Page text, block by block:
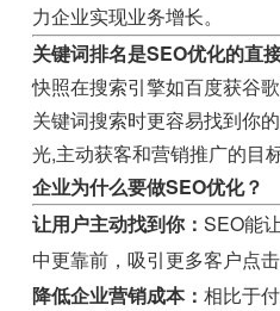
力企业实现业务增长。
关键词排名是SEO优化的直
快照在搜索引擎如百度获谷
关键词搜索时更容易找到你
光,主动获客和营销推广的目标
企业为什么要做SEO优化？
让用户主动找到你：SEO能
中更靠前，吸引更多客户点
降低企业营销成本：相比于